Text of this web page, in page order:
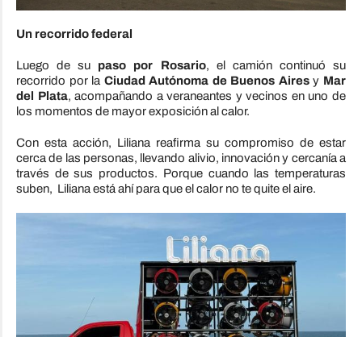
Un recorrido federal
Luego de su paso por Rosario, el camión continuó su
recorrido por la Ciudad Autónoma de Buenos Airesy Mar
del Plata, acompañando a veraneantes y vecinos en uno de
los momentos de mayor exposición al calor.
Con esta acción, Liliana reafirma su compromiso de estar
cerca de las personas, llevando alivio, innovación y cercanía a
través de sus productos. Porque cuando las temperaturas
suben, Liliana está ahí para que el calor no te quite el aire.